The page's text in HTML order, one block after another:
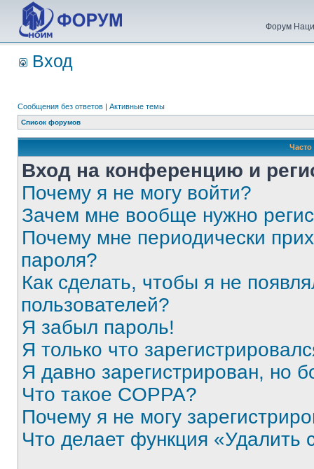
Форум
Вход
Сообщения без ответов | Активные темы
Список форумов
Вход на конференцию и
Почему я не могу войти?
Зачем мне вообще нужно
Почему мне периодически
пароля?
Как сделать, чтобы я не
пользователей?
Я забыл пароль!
Я только что
Я давно зарегистрирован, но
Что такое COPPA?
Почему я не могу
Что делает функция «Удалить